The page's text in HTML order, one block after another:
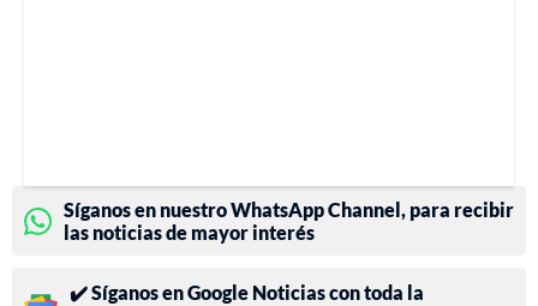
Síganos en nuestro WhatsApp Channel, para recibir
las noticias de mayor interés
✔️ Síganos en Google Noticias con toda la